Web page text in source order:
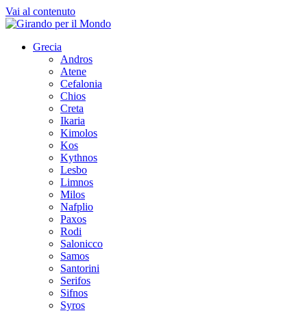
Vai al contenuto
Grecia
Andros
Atene
Cefalonia
Chios
Creta
Ikaria
Kimolos
Kos
Kythnos
Lesbo
Limnos
Milos
Nafplio
Paxos
Rodi
Salonicco
Samos
Santorini
Serifos
Sifnos
Syros